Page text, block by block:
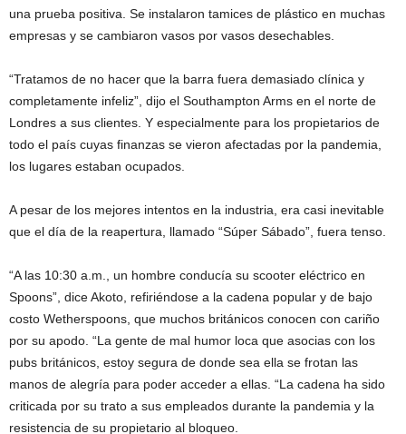
una prueba positiva. Se instalaron tamices de plástico en muchas
empresas y se cambiaron vasos por vasos desechables.
“Tratamos de no hacer que la barra fuera demasiado clínica y
completamente infeliz”, dijo el Southampton Arms en el norte de
Londres a sus clientes. Y especialmente para los propietarios de
todo el país cuyas finanzas se vieron afectadas por la pandemia,
los lugares estaban ocupados.
A pesar de los mejores intentos en la industria, era casi inevitable
que el día de la reapertura, llamado “Súper Sábado”, fuera tenso.
“A las 10:30 a.m., un hombre conducía su scooter eléctrico en
Spoons”, dice Akoto, refiriéndose a la cadena popular y de bajo
costo Wetherspoons, que muchos británicos conocen con cariño
por su apodo. “La gente de mal humor loca que asocias con los
pubs británicos, estoy segura de donde sea ella se frotan las
manos de alegría para poder acceder a ellas. “La cadena ha sido
criticada por su trato a sus empleados durante la pandemia y la
resistencia de su propietario al bloqueo.